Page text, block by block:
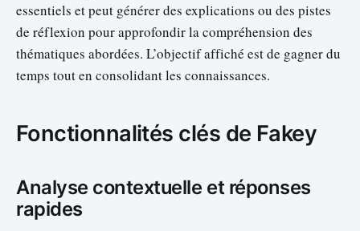
essentiels et peut générer des explications ou des pistes
de réflexion pour approfondir la compréhension des
thématiques abordées. L’objectif affiché est de gagner du
temps tout en consolidant les connaissances.
Fonctionnalités clés de Fakey
Analyse contextuelle et réponses
rapides